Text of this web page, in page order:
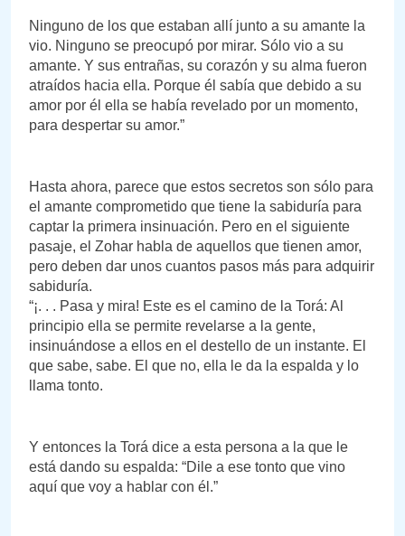
Ninguno de los que estaban allí junto a su amante la
vio. Ninguno se preocupó por mirar. Sólo vio a su
amante. Y sus entrañas, su corazón y su alma fueron
atraídos hacia ella. Porque él sabía que debido a su
amor por él ella se había revelado por un momento,
para despertar su amor.”
Hasta ahora, parece que estos secretos son sólo para
el amante comprometido que tiene la sabiduría para
captar la primera insinuación. Pero en el siguiente
pasaje, el Zohar habla de aquellos que tienen amor,
pero deben dar unos cuantos pasos más para adquirir
sabiduría.
“¡. . . Pasa y mira! Este es el camino de la Torá: Al
principio ella se permite revelarse a la gente,
insinuándose a ellos en el destello de un instante. El
que sabe, sabe. El que no, ella le da la espalda y lo
llama tonto.
Y entonces la Torá dice a esta persona a la que le
está dando su espalda: “Dile a ese tonto que vino
aquí que voy a hablar con él.”